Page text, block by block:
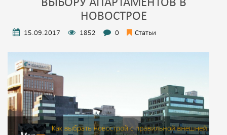
ВЫБОРУ АПАРТАМЕНТОВ В
НОВОСТРОЕ
15.09.2017 1852 0 Статьи